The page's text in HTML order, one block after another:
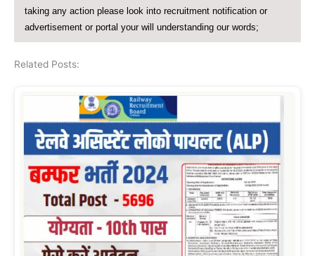
taking any action please look into recruitment notification or
advertisement or portal your will understanding our words;
Related Posts: